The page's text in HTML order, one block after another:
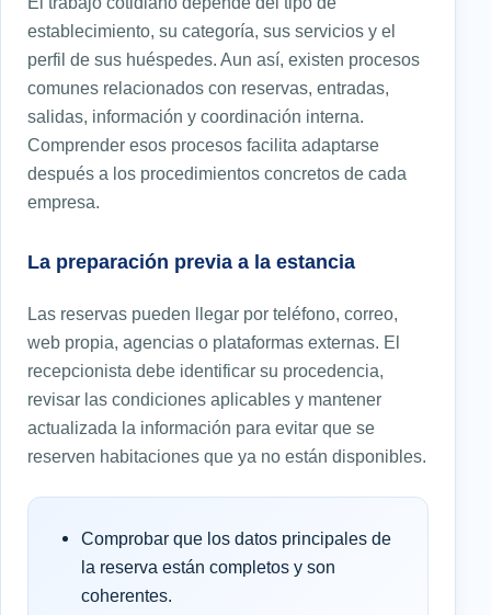
establecimiento, su categoría, sus servicios y el
perfil de sus huéspedes. Aun así, existen procesos
comunes relacionados con reservas, entradas,
salidas, información y coordinación interna.
Comprender esos procesos facilita adaptarse
después a los procedimientos concretos de cada
empresa.
La preparación previa a la estancia
Las reservas pueden llegar por teléfono, correo,
web propia, agencias o plataformas externas. El
recepcionista debe identificar su procedencia,
revisar las condiciones aplicables y mantener
actualizada la información para evitar que se
reserven habitaciones que ya no están disponibles.
Comprobar que los datos principales de
la reserva están completos y son
coherentes.